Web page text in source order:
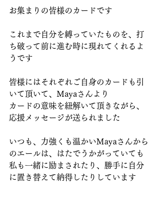
お集まりの皆様のカードです
これまで自分を縛っていたものを、打
ち破って前に進む時に現れてくれるよ
うです
皆様にはそれぞれご自身のカードも引
いて頂いて、Mayaさんより
カードの意味を紐解いて頂きながら、
応援メッセージが送られました
いつも、力強くも温かいMayaさんから
のエールは、はたでうかがっていても
私も一緒に励まされたり、勝手に自分
に置き替えて納得したりしています